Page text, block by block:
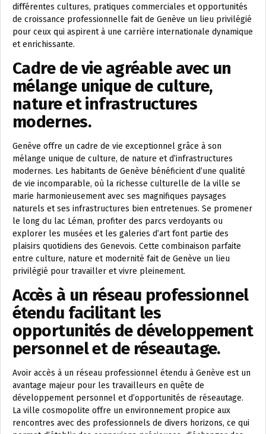
différentes cultures, pratiques commerciales et opportunités
de croissance professionnelle fait de Genève un lieu privilégié
pour ceux qui aspirent à une carrière internationale dynamique
et enrichissante.
Cadre de vie agréable avec un
mélange unique de culture,
nature et infrastructures
modernes.
Genève offre un cadre de vie exceptionnel grâce à son
mélange unique de culture, de nature et d’infrastructures
modernes. Les habitants de Genève bénéficient d’une qualité
de vie incomparable, où la richesse culturelle de la ville se
marie harmonieusement avec ses magnifiques paysages
naturels et ses infrastructures bien entretenues. Se promener
le long du lac Léman, profiter des parcs verdoyants ou
explorer les musées et les galeries d’art font partie des
plaisirs quotidiens des Genevois. Cette combinaison parfaite
entre culture, nature et modernité fait de Genève un lieu
privilégié pour travailler et vivre pleinement.
Accès à un réseau professionnel
étendu facilitant les
opportunités de développement
personnel et de réseautage.
Avoir accès à un réseau professionnel étendu à Genève est un
avantage majeur pour les travailleurs en quête de
développement personnel et d’opportunités de réseautage.
La ville cosmopolite offre un environnement propice aux
rencontres avec des professionnels de divers horizons, ce qui